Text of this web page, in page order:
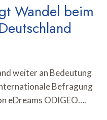
Wandel beim
weiter an Bedeutung
Befragung
eDreams ODIGEO….